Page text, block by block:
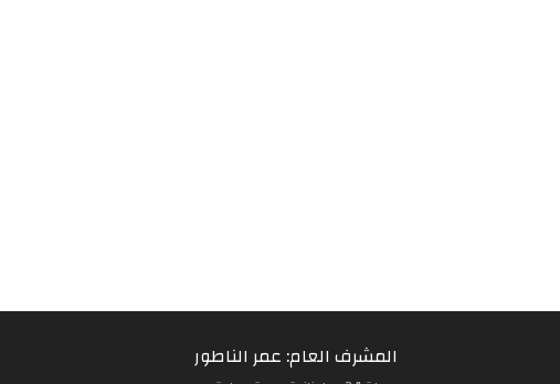
المشرف العام: عمر الناطور